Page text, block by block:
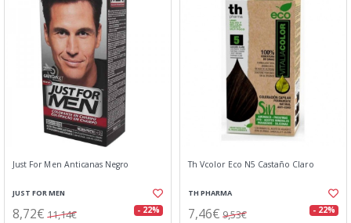
Just For Men Anticanas Negro
JUST FOR MEN
8,72€ 11,14€ - 22%
Th Vcolor Eco N5 Castaño Claro
TH PHARMA
7,46€ 9,53€ - 22%